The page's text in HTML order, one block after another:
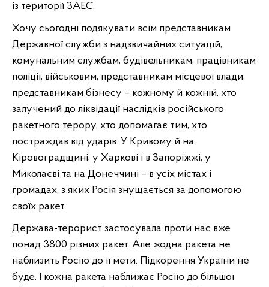
із території ЗАЕС.
Хочу сьогодні подякувати всім представникам
Державної служби з надзвичайних ситуацій,
комунальним службам, будівельникам, працівникам
поліції, військовим, представникам місцевої влади,
представникам бізнесу – кожному й кожній, хто
залучений до ліквідації наслідків російського
ракетного терору, хто допомагає тим, хто
постраждав від ударів. У Кривому й на
Кіровоградщині, у Харкові і в Запоріжжі, у
Миколаєві та на Донеччині – в усіх містах і
громадах, з яких Росія знущається за допомогою
своїх ракет.
Держава-терорист застосувала проти нас вже
понад 3800 різних ракет. Але жодна ракета не
наблизить Росію до її мети. Підкорення України не
буде. І кожна ракета наближає Росію до більшої